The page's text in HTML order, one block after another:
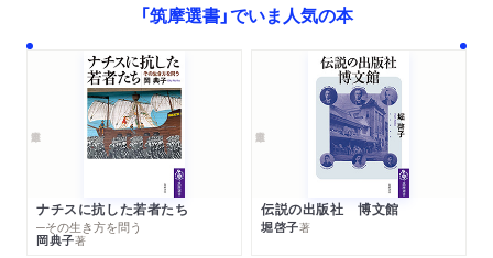
「筑摩選書」でいま人気の本
ナチスに抗した若者たち
─その生き方を問う
岡典子著
伝説の出版社 博文館
堀啓子著